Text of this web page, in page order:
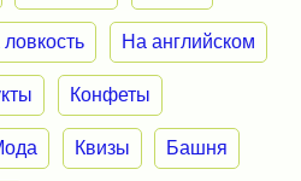
На английском
Конфеты
Квизы Башня